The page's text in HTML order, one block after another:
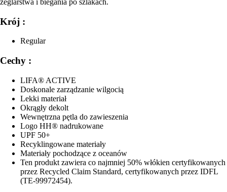
żeglarstwa i biegania po szlakach.
Krój :
Regular
Cechy :
LIFA® ACTIVE
Doskonale zarządzanie wilgocią
Lekki materiał
Okrągły dekolt
Wewnętrzna pętla do zawieszenia
Logo HH® nadrukowane
UPF 50+
Recyklingowane materiały
Materiały pochodzące z oceanów
Ten produkt zawiera co najmniej 50% włókien certyfikowanych
przez Recycled Claim Standard, certyfikowanych przez IDFL
(TE-99972454).